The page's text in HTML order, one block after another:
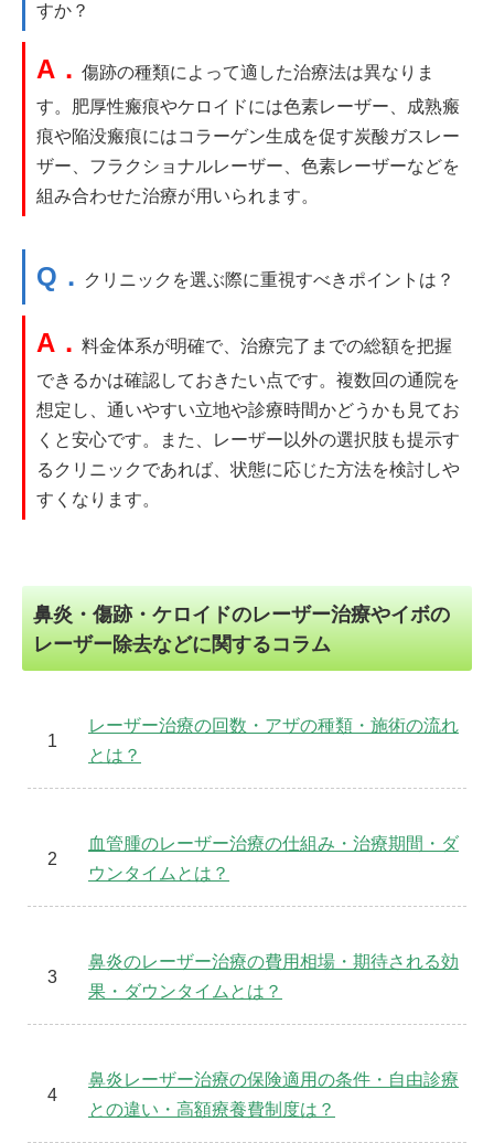
すか？
A． 傷跡の種類によって適した治療法は異なりま
す。肥厚性瘢痕やケロイドには色素レーザー、成熟瘢
痕や陥没瘢痕にはコラーゲン生成を促す炭酸ガスレー
ザー、フラクショナルレーザー、色素レーザーなどを
組み合わせた治療が用いられます。
Q． クリニックを選ぶ際に重視すべきポイントは？
A． 料金体系が明確で、治療完了までの総額を把握
できるかは確認しておきたい点です。複数回の通院を
想定し、通いやすい立地や診療時間かどうかも見てお
くと安心です。また、レーザー以外の選択肢も提示す
るクリニックであれば、状態に応じた方法を検討しや
すくなります。
鼻炎・傷跡・ケロイドのレーザー治療やイボの
レーザー除去などに関するコラム
レーザー治療の回数・アザの種類・施術の流れ
とは？
血管腫のレーザー治療の仕組み・治療期間・ダ
ウンタイムとは？
鼻炎のレーザー治療の費用相場・期待される効
果・ダウンタイムとは？
鼻炎レーザー治療の保険適用の条件・自由診療
との違い・高額療養費制度は？